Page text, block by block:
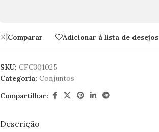
Comparar Adicionar à lista de desejos
SKU: CFC301025
Categoria: Conjuntos
Compartilhar:
Descrição